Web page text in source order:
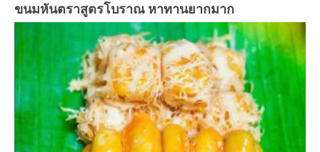
ขนมหันตราสูตรโบราณ หาทานยากมาก